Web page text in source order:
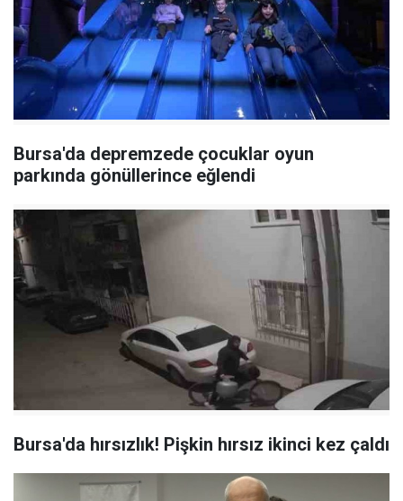
Bursa'da depremzede çocuklar oyun
parkında gönüllerince eğlendi
Bursa'da hırsızlık! Pişkin hırsız ikinci kez çaldı